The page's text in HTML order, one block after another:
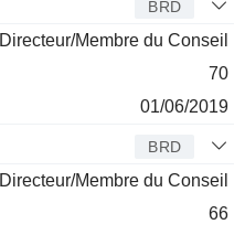
BRD
Directeur/Membre du Conseil
70
01/06/2019
BRD
Directeur/Membre du Conseil
66